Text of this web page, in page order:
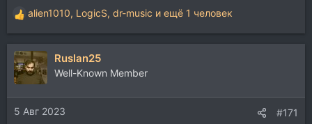
Р
е
а
к
ц
и
и
:
alien1010, LogicS, dr-music и ещё 1 человек
Ruslan25
Well-Known Member
5 Авг 2023 #171